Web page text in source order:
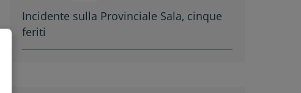
Incidente sulla Provinciale Sala, cinque
feriti